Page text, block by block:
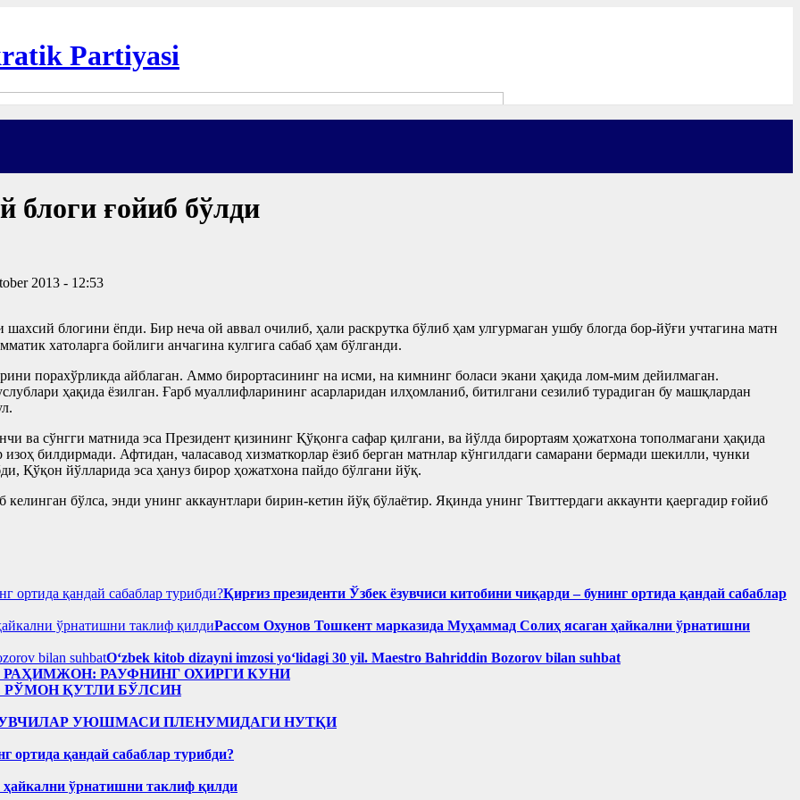
блоги ғойиб бўлди
2013 - 12:53
блогини ёпди. Бир неча ой аввал очилиб, ҳали раскрутка бўлиб ҳам улгурмаган ушбу блогда бор-йўғи учтагина матн
хатоларга бойлиги анчагина кулгига сабаб ҳам бўлганди.
порахўрликда айблаган. Аммо бирортасининг на исми, на кимнинг боласи экани ҳақида лом-мим дейилмаган.
ҳақида ёзилган. Ғарб муаллифларининг асарларидан илҳомланиб, битилгани сезилиб турадиган бу машқлардан
ва сўнгги матнида эса Президент қизининг Қўқонга сафар қилгани, ва йўлда бирортаям ҳожатхона тополмагани ҳақида
билдирмади. Афтидан, чаласавод хизматкорлар ёзиб берган матнлар кўнгилдаги самарани бермади шекилли, чунки
Қўқон йўлларида эса ҳануз бирор ҳожатхона пайдо бўлгани йўқ.
бўлса, энди унинг аккаунтлари бирин-кетин йўқ бўлаётир. Яқинда унинг Твиттердаги аккаунти қаергадир ғойиб
Қирғиз президенти Ўзбек ёзувчиси китобини чиқарди – бунинг ортида қандай сабаблар
Рассом Охунов Тошкент марказида Муҳаммад Солиҳ яcаган ҳайкални ўрнатишни
Oʻzbek kitob dizayni imzosi yoʻlidagi 30 yil. Maestro Bahriddin Bozorov bilan suhbat
РАҲИМЖОН: РАУФНИНГ ОХИРГИ КУНИ
РЎМОН ҚУТЛИ БЎЛСИН
УЮШМАСИ ПЛЕНУМИДАГИ НУТҚИ
ортида қандай сабаблар турибди?
ўрнатишни таклиф қилди